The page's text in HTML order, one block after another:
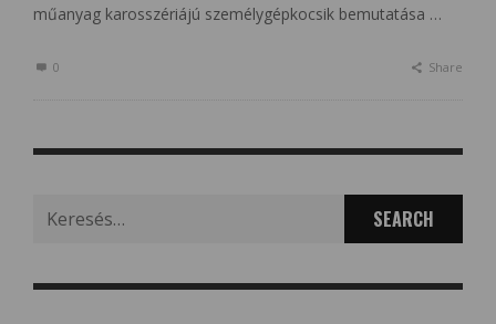
műanyag karosszériájú személygépkocsik bemutatása …
0 Share